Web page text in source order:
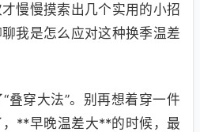
慢慢摸索出几个实用的小招
我是怎么应对这种换季温差
叠穿大法”。别再想着穿一件
**早晚温差大**的时候，最